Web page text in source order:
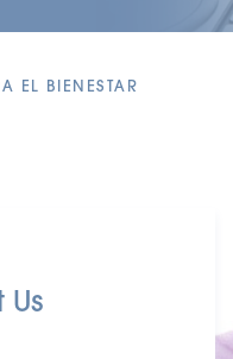
EL BIENESTAR